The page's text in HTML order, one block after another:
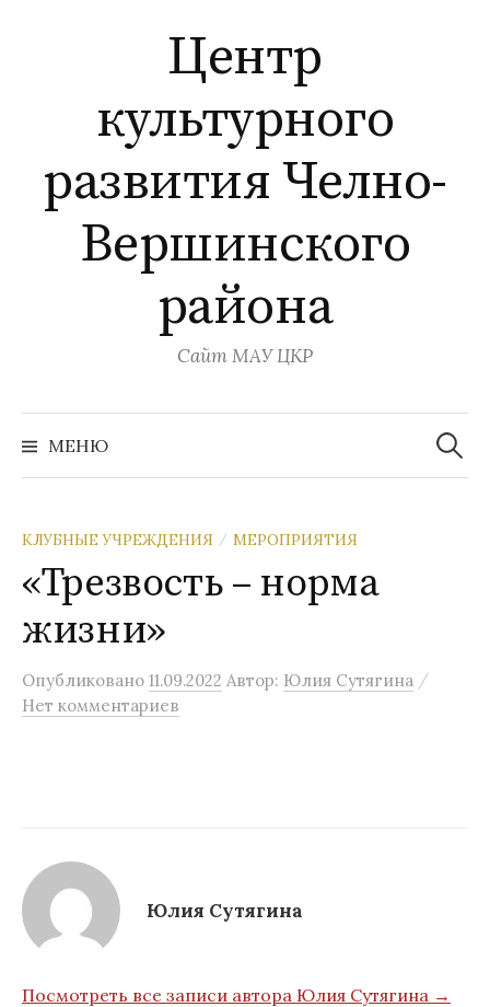
Центр
культурного
развития Челно-
Вершинского
района
Сайт МАУ ЦКР
МЕНЮ
Найти:
КЛУБНЫЕ УЧРЕЖДЕНИЯ / МЕРОПРИЯТИЯ
«Трезвость – норма
жизни»
Опубликовано 11.09.2022 Автор: Юлия Сутягина /
Нет комментариев
Юлия Сутягина
Посмотреть все записи автора Юлия Сутягина →